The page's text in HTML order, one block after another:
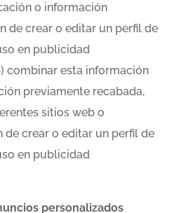
o información
de crear o editar un perfil de
en publicidad
combinar esta información
previamente recabada,
sitios web o
de crear o editar un perfil de
en publicidad
personalizados